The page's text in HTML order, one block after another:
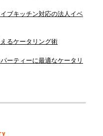
ブキッチン対応の法人イベ
るケータリング術
ーティーに最適なケータリ